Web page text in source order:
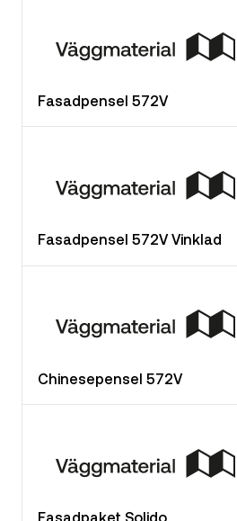
Fasadpensel 572V
Fasadpensel 572V Vinklad
Chinesepensel 572V
Fasadpaket Solido